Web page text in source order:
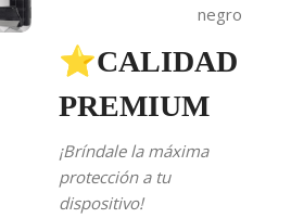
negro
⭐CALIDAD
PREMIUM
¡Bríndale la máxima
protección a tu
dispositivo!